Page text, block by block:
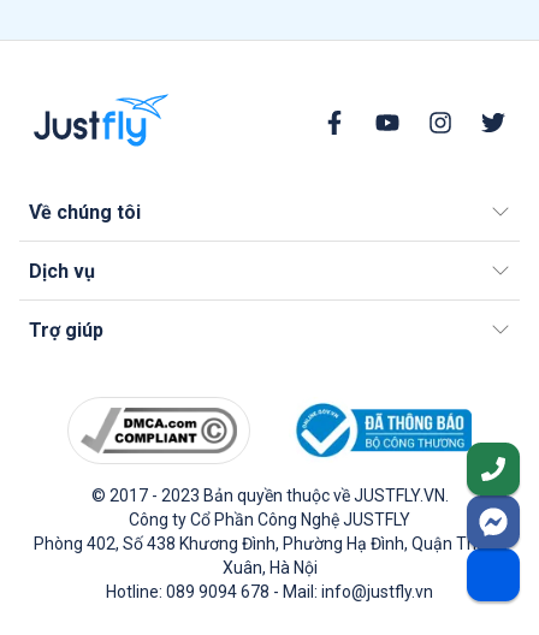
Về chúng tôi
Dịch vụ
Trợ giúp
© 2017 - 2023 Bản quyền thuộc về JUSTFLY.VN.
Công ty Cổ Phần Công Nghệ JUSTFLY
Phòng 402, Số 438 Khương Đình, Phường Hạ Đình, Quận Thanh
Xuân, Hà Nội
Hotline: 089 9094 678 - Mail: info@justfly.vn